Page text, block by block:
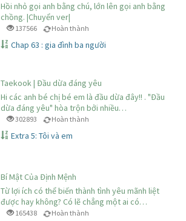
Hồi nhỏ gọi anh bằng chú, lớn lên gọi anh bằng
chồng. |Chuyển ver|
137566 Hoàn thành
Chap 63 : gia đình ba người
Taekook | Đầu dừa đáng yêu
Hi các anh bé chị bé em là đầu dừa đây!! . "Đầu
dừa đáng yêu" hòa trộn bởi nhiều…
302893 Hoàn thành
Extra 5: Tôi và em
Bí Mật Của Định Mệnh
Từ lợi ích có thể biến thành tình yêu mãnh liệt
được hay không? Có lẽ chẳng một ai có…
165438 Hoàn thành